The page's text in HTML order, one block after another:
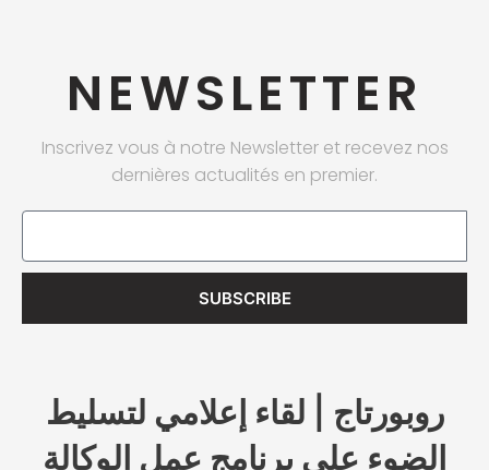
NEWSLETTER
Inscrivez vous à notre Newsletter et recevez nos
dernières actualités en premier.
Email
SUBSCRIBE
روبورتاج | لقاء إعلامي لتسليط
الضوء على برنامج عمل الوكالة